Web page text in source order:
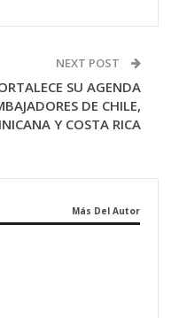
NEXT POST
SU AGENDA
DE CHILE,
Y COSTA RICA
Más Del Autor